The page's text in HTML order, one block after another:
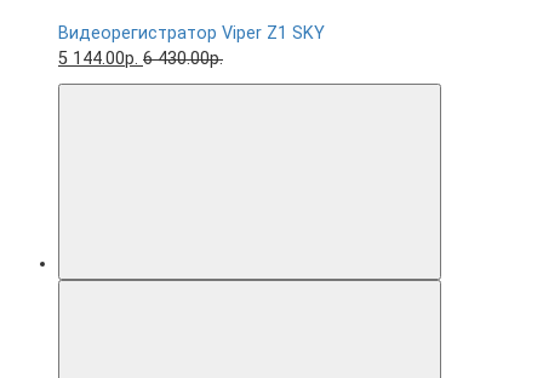
Видеорегистратор Viper Z1 SKY
5 144.00р. 6 430.00р.